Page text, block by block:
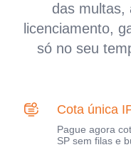
das multas,
licenciamento,
só no seu
Cota única
Pague agora
SP sem filas e